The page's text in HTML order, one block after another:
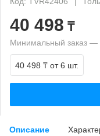
40 498 ₸
Минимальный заказ —
40 498 ₸ от 6 шт.
Описание